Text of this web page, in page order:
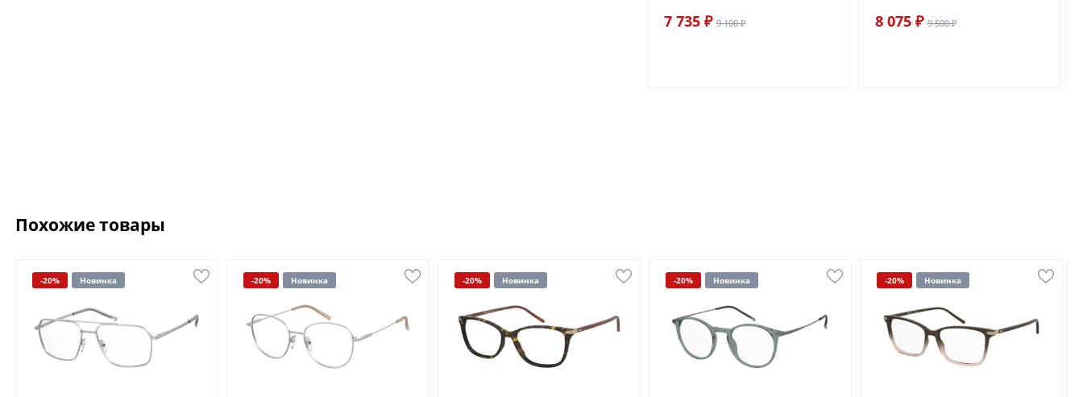
7 735 ₽ 9 100 ₽ 8 075 ₽ 9 500 ₽
Похожие товары
-20% Новинка -20% Новинка -20% Новинка -20% Новинка -20% Новинка